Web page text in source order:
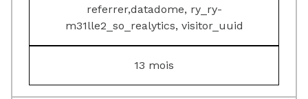
referrer,datadome, ry_ry-
m31lle2_so_realytics, visitor_uuid
13 mois